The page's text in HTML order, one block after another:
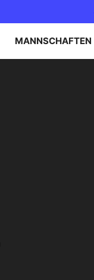
MANNSCHAFTEN